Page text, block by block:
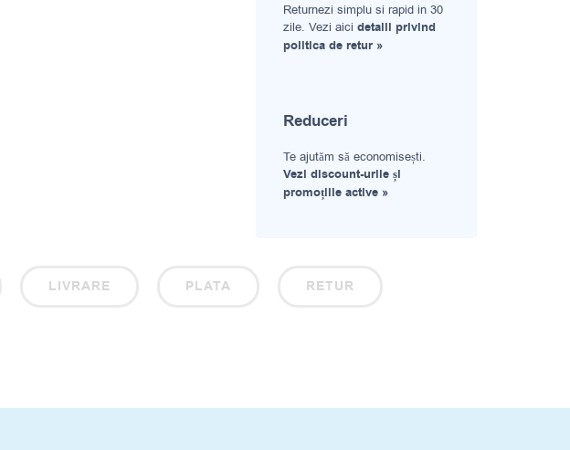
Returnezi simplu si rapid in 30
zile. Vezi aici detalii privind
politica de retur »
Reduceri
Te ajutăm să economisești.
Vezi discount-urile și
promoțiile active »
LIVRARE PLATA RETUR